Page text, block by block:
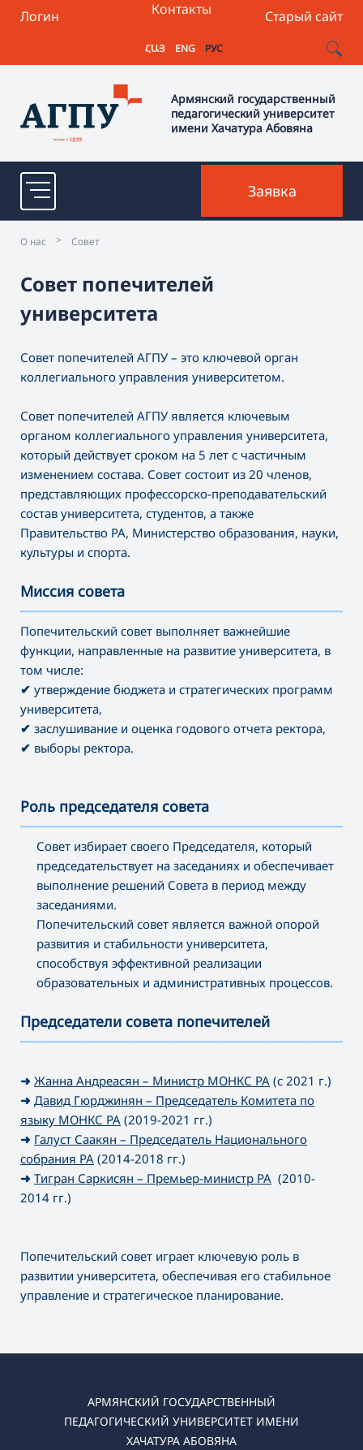
Логин Старый сайт
Контакты
ՀԱՅ ENG РУС
Армянский государственный
педагогический университет
имени Хачатура Абовяна
Заявка
О нас > Совет
Совет попечителей
университета
Совет попечителей АГПУ – это ключевой орган
коллегиального управления университетом.
Совет попечителей АГПУ является ключевым
органом коллегиального управления университета,
который действует сроком на 5 лет с частичным
изменением состава. Совет состоит из 20 членов,
представляющих профессорско-преподавательский
состав университета, студентов, а также
Правительство РА, Министерство образования, науки,
культуры и спорта.
Миссия совета
Попечительский совет выполняет важнейшие
функции, направленные на развитие университета, в
том числе:
✔ утверждение бюджета и стратегических программ
университета,
✔ заслушивание и оценка годового отчета ректора,
✔ выборы ректора.
Роль председателя совета
Совет избирает своего Председателя, который
председательствует на заседаниях и обеспечивает
выполнение решений Совета в период между
заседаниями.
Попечительский совет является важной опорой
развития и стабильности университета,
способствуя эффективной реализации
образовательных и административных процессов.
Председатели совета попечителей
➜ Жанна Андреасян – Министр МОНКС РА (с 2021 г.)
➜ Давид Гюрджинян – Председатель Комитета по
языку МОНКС РА (2019-2021 гг.)
➜ Галуст Саакян – Председатель Национального
собрания РА (2014-2018 гг.)
➜ Тигран Саркисян – Премьер-министр РА (2010-
2014 гг.)
Попечительский совет играет ключевую роль в
развитии университета, обеспечивая его стабильное
управление и стратегическое планирование.
АРМЯНСКИЙ ГОСУДАРСТВЕННЫЙ
ПЕДАГОГИЧЕСКИЙ УНИВЕРСИТЕТ ИМЕНИ
ХАЧАТУРА АБОВЯНА